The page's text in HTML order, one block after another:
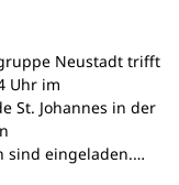
Neustadt trifft
Uhr im
St. Johannes in der
sind eingeladen.…